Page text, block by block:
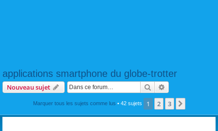
applications smartphone du globe-trotter
Nouveau sujet Rechercher
Marquer tous les sujets comme lus • 42 sujets 1 2 3